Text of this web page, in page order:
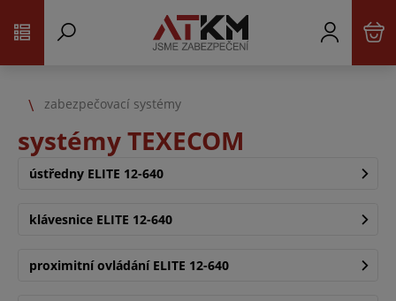
zabezpečovací systémy
systémy TEXECOM
ústředny ELITE 12-640
klávesnice ELITE 12-640
proximitní ovládání ELITE 12-640